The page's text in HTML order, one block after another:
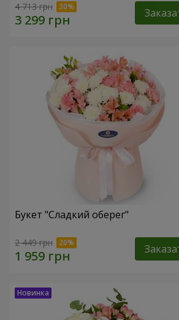
4 713 грн
Букет "Сладкий оберег"
2 449 грн